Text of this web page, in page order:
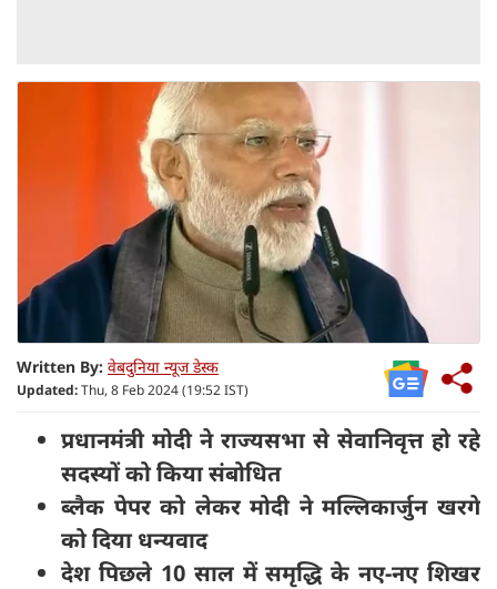
Written By: वेबदुनिया न्यूज डेस्क
Updated:Thu, 8 Feb 2024 (19:52 IST)
प्रधानमंत्री मोदी ने राज्यसभा से सेवानिवृत्त हो रहे
सदस्यों को किया संबोधित
ब्लैक पेपर को लेकर मोदी ने मल्लिकार्जुन खरगे
को दिया धन्‍यवाद
देश पिछले 10 साल में समृद्धि के नए-नए शिखर